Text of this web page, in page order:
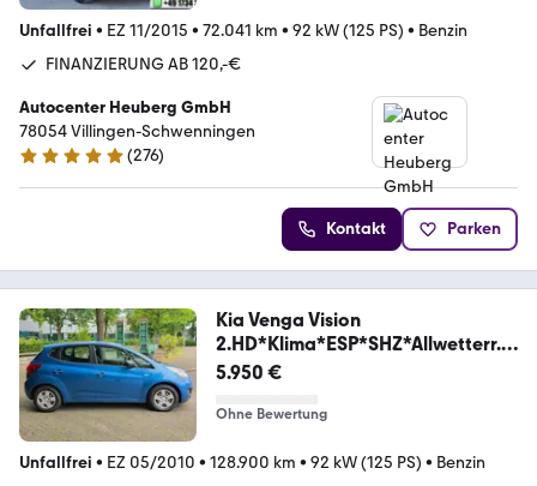
Unfallfrei • EZ 11/2015 • 72.041 km • 92 kW (125 PS) • Benzin
FINANZIERUNG AB 120,-€
Autocenter Heuberg GmbH
78054 Villingen-Schwenningen
5 Sterne
(276)
Kontakt Parken
Kia Venga Vision
2.HD*Klima*ESP*SHZ*Allwetterr.*
MAL*
5.950 €
Ohne Bewertung
Unfallfrei • EZ 05/2010 • 128.900 km • 92 kW (125 PS) • Benzin